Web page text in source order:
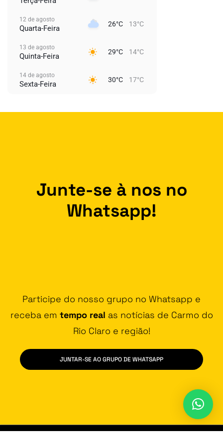
12 de agosto
Quarta-Feira 26°C 13°C
13 de agosto
Quinta-Feira 29°C 14°C
14 de agosto
Sexta-Feira 30°C 17°C
Junte-se à nos no
Whatsapp!
Participe do nosso grupo no Whatsapp e
receba em tempo real as notícias de Carmo do
Rio Claro e região!
JUNTAR-SE AO GRUPO DE WHATSAPP